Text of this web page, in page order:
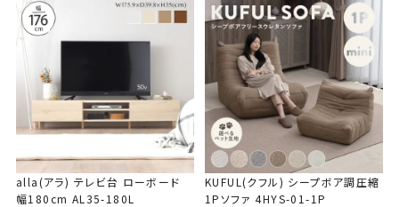
購入者
み 1
6畳の部屋に置いてます。
セミダブルのベッドがあるため、部屋を圧迫している感があり1Pソ
ファにしておけばよかったかなと少し後悔…。
使用感は、柔らかすぎない座り心地で高さもあるため、座るのも立
つのも楽で良いです。
あと、カバーの取り外しができると尚良いと思います。
alla(アラ) テレビ台 ローボード
幅180cm AL35-180L
KUFUL(クフル) シープボア調圧縮
1Pソファ 4HYS-01-1P